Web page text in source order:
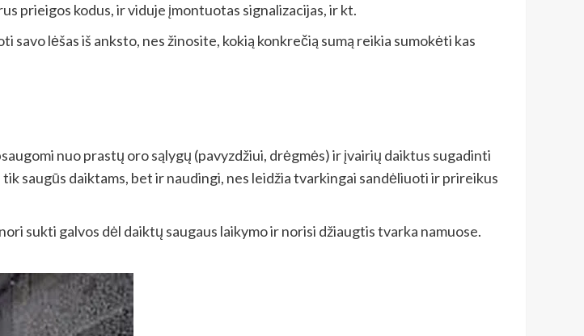
prieigos kodus, ir viduje įmontuotas signalizacijas, ir kt.
lėšas iš anksto, nes žinosite, kokią konkrečią sumą reikia sumokėti kas
nuo prastų oro sąlygų (pavyzdžiui, drėgmės) ir įvairių daiktus sugadinti
saugūs daiktams, bet ir naudingi, nes leidžia tvarkingai sandėliuoti ir prireikus
sukti galvos dėl daiktų saugaus laikymo ir norisi džiaugtis tvarka namuose.